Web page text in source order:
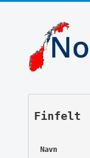
Finfelt
Navn